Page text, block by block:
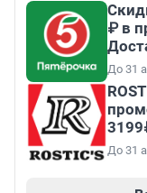
₽ в
До 31
До 31